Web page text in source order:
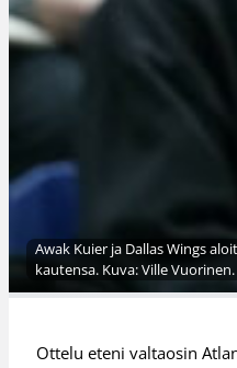
Awak Kuier ja Dallas Wings
kautensa. Kuva: Ville Vuorinen.
Ottelu eteni valtaosin